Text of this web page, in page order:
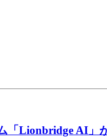
「Lionbridge AI」